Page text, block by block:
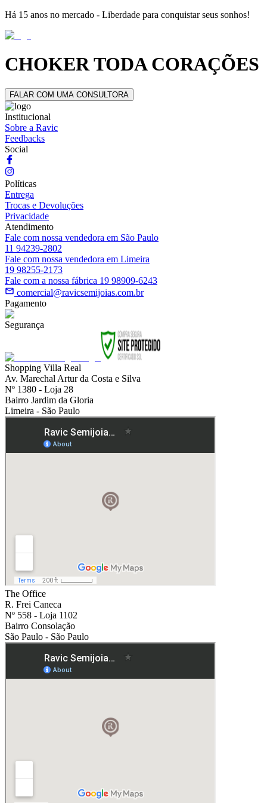
Há 15 anos no mercado - Liberdade para conquistar seus sonhos!
CHOKER TODA CORAÇÕES
FALAR COM UMA CONSULTORA
Institucional
Sobre a Ravic
Feedbacks
Social
Políticas
Entrega
Trocas e Devoluções
Privacidade
Atendimento
Fale com nossa vendedora em São Paulo
11 94239-2802
Fale com nossa vendedora em Limeira
19 98255-2173
Fale com a nossa fábrica 19 98909-6243
comercial@ravicsemijoias.com.br
Pagamento
Segurança
Shopping Villa Real
Av. Marechal Artur da Costa e Silva
Nº 1380 - Loja 28
Bairro Jardim da Gloria
Limeira - São Paulo
The Office
R. Frei Caneca
Nº 558 - Loja 1102
Bairro Consolação
São Paulo - São Paulo